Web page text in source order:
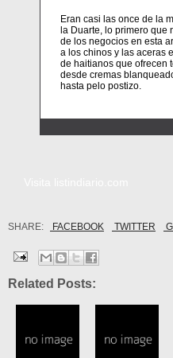
Eran casi las once de la
la Duarte, lo primero que
de los negocios en esta
a los chinos y las aceras
de haitianos que ofrecen
desde cremas
hasta pelo postizo.
SHARE: FACEBOOK TWITTER
Related Posts: